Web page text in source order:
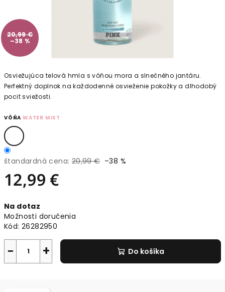
Osviežujúca telová hmla s vôňou mora a slnečného jantáru.
Perfektný doplnok na každodenné osvieženie pokožky a dlhodobý
pocit sviežosti.
VÔŇA WATER MIST
štandardná cena: 20,99 € –38 %
12,99 €
cena:
Na dotaz
Možnosti doručenia
Kód: 26282950
+
− Do košíka
20,99 €
–38 %